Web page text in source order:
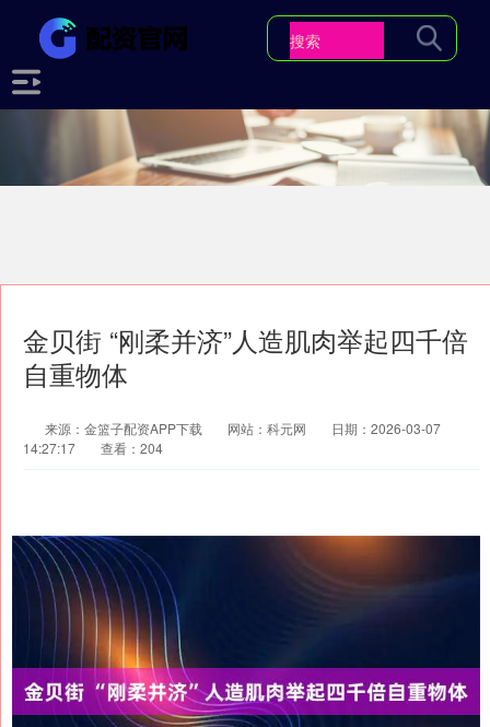
金贝街 “刚柔并济”人造肌肉举起四千倍
自重物体
来源：金篮子配资APP下载 网站：科元网
日期：2026-03-07
14:27:17
查看：204